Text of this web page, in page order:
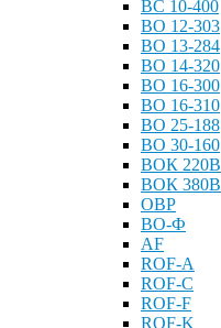
ВС 10-400
ВО 12-303
ВО 13-284
ВО 14-320
ВО 16-300
ВО 16-310
ВО 25-188
ВО 30-160
ВОК 220В
ВОК 380В
ОВР
ВО-Ф
AF
ROF-A
ROF-C
ROF-F
ROF-K